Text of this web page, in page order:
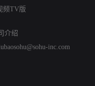
频TV版
介绍
inc.com